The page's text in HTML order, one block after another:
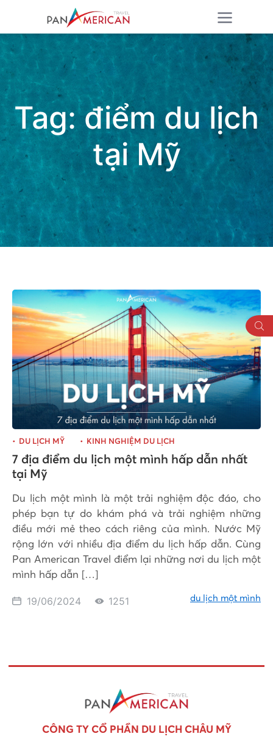
Tag:điểm du lịch
tại Mỹ
DU LỊCH MỸ KINH NGHIỆM DU LỊCH
7 địa điểm du lịch một mình hấp dẫn nhất
tại Mỹ
Du lịch một mình là một trải nghiệm độc đáo, cho
phép bạn tự do khám phá và trải nghiệm những
điều mới mẻ theo cách riêng của mình. Nước Mỹ
rộng lớn với nhiều địa điểm du lịch hấp dẫn. Cùng
Pan American Travel điểm lại những nơi du lịch một
mình hấp dẫn […]
19/06/2024 1251 du lịch một mình
CÔNG TY CỔ PHẦN DU LỊCH CHÂU MỸ